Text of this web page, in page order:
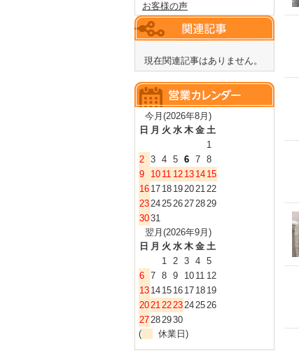
お客様の声
現在関連記事はありません。
今月(2026年8月)
日 月 火 水 木 金 土
1
2 3 4 5 6 7 8
9
10 11 12 13 14 15
16 17 18 19202122
23242526272829
3031
翌月(2026年9月)
日 月 火 水 木 金 土
1 2 3 4 5
6 7 8 9 10 11 12
13 14 15 16 17 18 19
20212223242526
27282930
(
休業日)